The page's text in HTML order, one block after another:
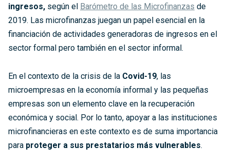
ingresos, según el Barómetro de las Microfinanzas de
2019. Las microfinanzas juegan un papel esencial en la
financiación de actividades generadoras de ingresos en el
sector formal pero también en el sector informal.
En el contexto de la crisis de la Covid-19, las
microempresas en la economía informal y las pequeñas
empresas son un elemento clave en la recuperación
económica y social. Por lo tanto, apoyar a las instituciones
microfinancieras en este contexto es de suma importancia
para proteger a sus prestatarios más vulnerables.